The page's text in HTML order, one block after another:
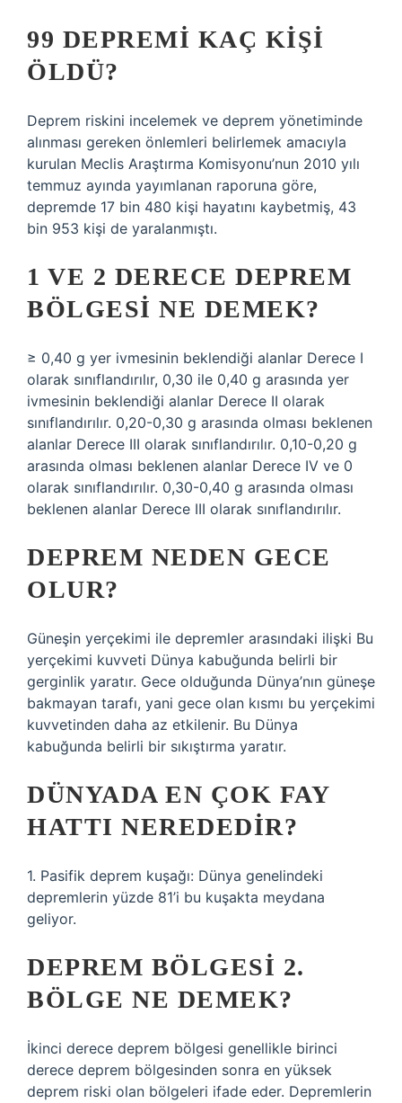
99 DEPREMI KAÇ KIŞI
ÖLDÜ?
Deprem riskini incelemek ve deprem yönetiminde
alınması gereken önlemleri belirlemek amacıyla
kurulan Meclis Araştırma Komisyonu’nun 2010 yılı
temmuz ayında yayımlanan raporuna göre,
depremde 17 bin 480 kişi hayatını kaybetmiş, 43
bin 953 kişi de yaralanmıştı.
1 VE 2 DERECE DEPREM
BÖLGESI NE DEMEK?
≥ 0,40 g yer ivmesinin beklendiği alanlar Derece I
olarak sınıflandırılır, 0,30 ile 0,40 g arasında yer
ivmesinin beklendiği alanlar Derece II olarak
sınıflandırılır. 0,20-0,30 g arasında olması beklenen
alanlar Derece III olarak sınıflandırılır. 0,10-0,20 g
arasında olması beklenen alanlar Derece IV ve 0
olarak sınıflandırılır. 0,30-0,40 g arasında olması
beklenen alanlar Derece III olarak sınıflandırılır.
DEPREM NEDEN GECE
OLUR?
Güneşin yerçekimi ile depremler arasındaki ilişki Bu
yerçekimi kuvveti Dünya kabuğunda belirli bir
gerginlik yaratır. Gece olduğunda Dünya’nın güneşe
bakmayan tarafı, yani gece olan kısmı bu yerçekimi
kuvvetinden daha az etkilenir. Bu Dünya
kabuğunda belirli bir sıkıştırma yaratır.
DÜNYADA EN ÇOK FAY
HATTI NEREDEDIR?
1. Pasifik deprem kuşağı: Dünya genelindeki
depremlerin yüzde 81’i bu kuşakta meydana
geliyor.
DEPREM BÖLGESI 2.
BÖLGE NE DEMEK?
İkinci derece deprem bölgesi genellikle birinci
derece deprem bölgesinden sonra en yüksek
deprem riski olan bölgeleri ifade eder. Depremlerin